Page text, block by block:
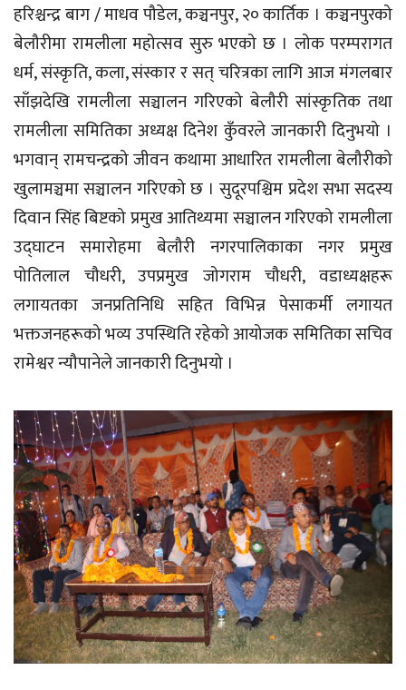
हरिश्चन्द्र बाग / माधव पौडेल, कञ्चनपुर, २० कार्तिक । कञ्चनपुरको
बेलौरीमा रामलीला महोत्सव सुरु भएको छ । लोक परम्परागत
धर्म, संस्कृति, कला, संस्कार र सत् चरित्रका लागि आज मंगलबार
साँझदेखि रामलीला सञ्चालन गरिएको बेलौरी सांस्कृतिक तथा
रामलीला समितिका अध्यक्ष दिनेश कुँवरले जानकारी दिनुभयो ।
भगवान् रामचन्द्रको जीवन कथामा आधारित रामलीला बेलौरीको
खुलामञ्चमा सञ्चालन गरिएको छ । सुदूरपश्चिम प्रदेश सभा सदस्य
दिवान सिंह बिष्टको प्रमुख आतिथ्यमा सञ्चालन गरिएको रामलीला
उद्घाटन समारोहमा बेलौरी नगरपालिकाका नगर प्रमुख
पोतिलाल चौधरी, उपप्रमुख जोगराम चौधरी, वडाध्यक्षहरू
लगायतका जनप्रतिनिधि सहित विभिन्न पेसाकर्मी लगायत
भक्तजनहरूको भव्य उपस्थिति रहेको आयोजक समितिका सचिव
रामेश्वर न्यौपानेले जानकारी दिनुभयो ।